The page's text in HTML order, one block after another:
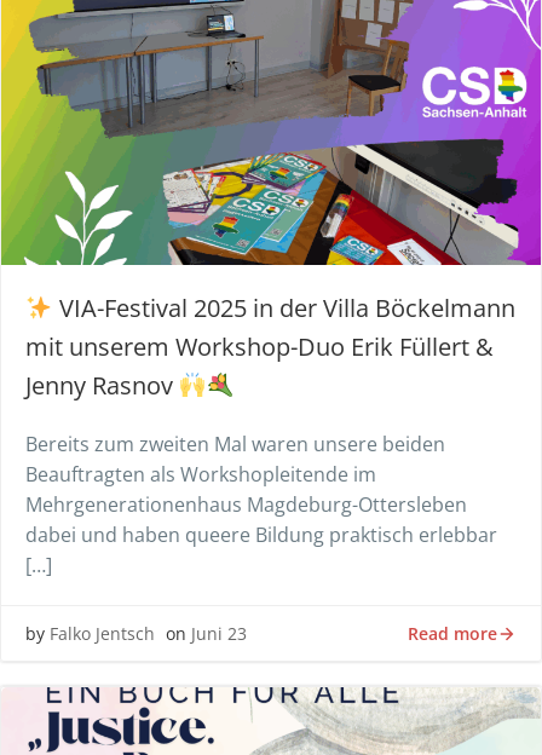
VIA-Festival 2025 in der Villa Böckelmann
mit unserem Workshop-Duo Erik Füllert &
Jenny Rasnov
Bereits zum zweiten Mal waren unsere beiden
Beauftragten als Workshopleitende im
Mehrgenerationenhaus Magdeburg-Ottersleben
dabei und haben queere Bildung praktisch erlebbar
[…]
by Falko Jentsch on Juni 23 Read more